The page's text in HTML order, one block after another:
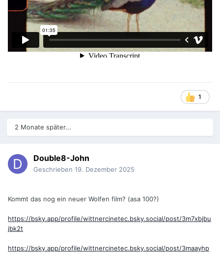
1
2 Monate später...
Double8-John
Geschrieben 19. Dezember 2025
Kommt das nog ein neuer Wolfen film? (asa 100?)
https://bsky.app/profile/wittnercinetec.bsky.social/post/3m7xbjbu
jbk2t
https://bsky.app/profile/wittnercinetec.bsky.social/post/3maayhp